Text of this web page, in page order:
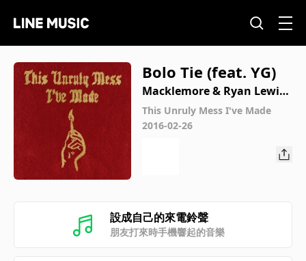
Bolo Tie (feat. YG)
Macklemore & Ryan Lewis,
Macklemore, Ryan Lewis
This Unruly Mess I've Made
2016-02-26
設成自己的來電鈴聲
朋友打來時手機響起的音樂